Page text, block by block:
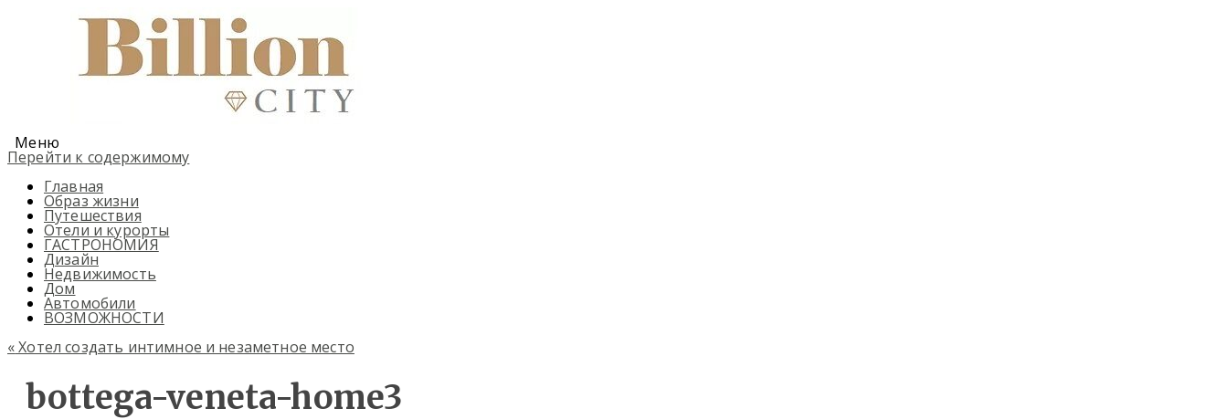
Меню
Перейти к содержимому
Главная
Образ жизни
Путешествия
Отели и курорты
ГАСТРОНОМИЯ
Дизайн
Недвижимость
Дом
Автомобили
ВОЗМОЖНОСТИ
«Хотел создать интимное и незаметное место
bottega-veneta-home3